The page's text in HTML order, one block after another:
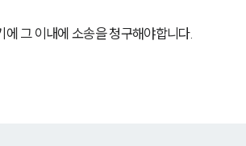
에 그 이내에 소송을 청구해야합니다.